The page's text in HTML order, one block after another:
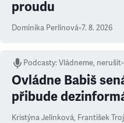
proudu
Dominika Perlínová•7. 8. 2026
Podcasty:Vládneme, nerušit•
Ovládne Babiš
přibude
Kristýna Jelínková, František